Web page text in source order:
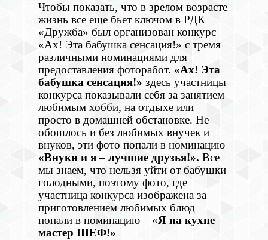
Чтобы показать, что в зрелом возрасте
жизнь все еще бьет ключом в РДК
«Дружба» был организован конкурс
«Ах! Эта бабушка сенсация!» с тремя
различными номинациями для
предоставления фоторабот. «Ах! Эта
бабушка сенсация!» здесь участницы
конкурса показывали себя за занятием
любимым хобби, на отдыхе или
просто в домашней обстановке. Не
обошлось и без любимых внучек и
внуков, эти фото попали в номинацию
«Внуки и я – лучшие друзья!». Все
мы знаем, что нельзя уйти от бабушки
голодными, поэтому фото, где
участница конкурса изображена за
приготовлением любимых блюд
попали в номинацию – «Я на кухне
мастер ШЕФ!»